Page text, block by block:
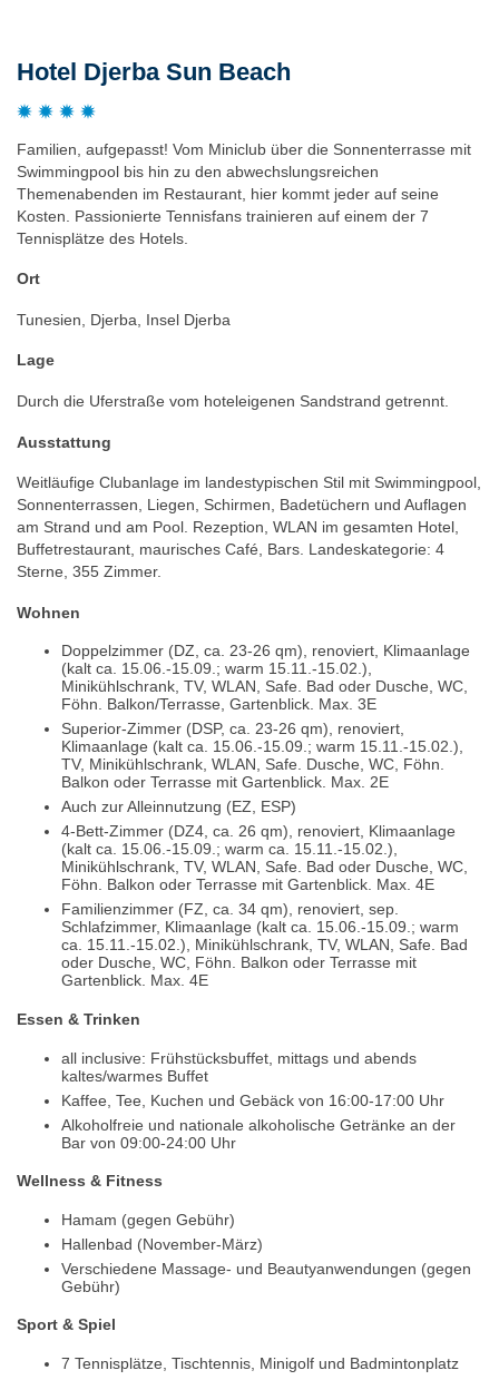
Hotel Djerba Sun Beach
Familien, aufgepasst! Vom Miniclub über die Sonnenterrasse mit
Swimmingpool bis hin zu den abwechslungsreichen
Themenabenden im Restaurant, hier kommt jeder auf seine
Kosten. Passionierte Tennisfans trainieren auf einem der 7
Tennisplätze des Hotels.
Ort
Tunesien, Djerba, Insel Djerba
Lage
Durch die Uferstraße vom hoteleigenen Sandstrand getrennt.
Ausstattung
Weitläufige Clubanlage im landestypischen Stil mit Swimmingpool,
Sonnenterrassen, Liegen, Schirmen, Badetüchern und Auflagen
am Strand und am Pool. Rezeption, WLAN im gesamten Hotel,
Buffetrestaurant, maurisches Café, Bars. Landeskategorie: 4
Sterne, 355 Zimmer.
Wohnen
Doppelzimmer (DZ, ca. 23-26 qm), renoviert, Klimaanlage
(kalt ca. 15.06.-15.09.; warm 15.11.-15.02.),
Minikühlschrank, TV, WLAN, Safe. Bad oder Dusche, WC,
Föhn. Balkon/Terrasse, Gartenblick. Max. 3E
Superior-Zimmer (DSP, ca. 23-26 qm), renoviert,
Klimaanlage (kalt ca. 15.06.-15.09.; warm 15.11.-15.02.),
TV, Minikühlschrank, WLAN, Safe. Dusche, WC, Föhn.
Balkon oder Terrasse mit Gartenblick. Max. 2E
Auch zur Alleinnutzung (EZ, ESP)
4-Bett-Zimmer (DZ4, ca. 26 qm), renoviert, Klimaanlage
(kalt ca. 15.06.-15.09.; warm ca. 15.11.-15.02.),
Minikühlschrank, TV, WLAN, Safe. Bad oder Dusche, WC,
Föhn. Balkon oder Terrasse mit Gartenblick. Max. 4E
Familienzimmer (FZ, ca. 34 qm), renoviert, sep.
Schlafzimmer, Klimaanlage (kalt ca. 15.06.-15.09.; warm
ca. 15.11.-15.02.), Minikühlschrank, TV, WLAN, Safe. Bad
oder Dusche, WC, Föhn. Balkon oder Terrasse mit
Gartenblick. Max. 4E
Essen & Trinken
all inclusive: Frühstücksbuffet, mittags und abends
kaltes/warmes Buffet
Kaffee, Tee, Kuchen und Gebäck von 16:00-17:00 Uhr
Alkoholfreie und nationale alkoholische Getränke an der
Bar von 09:00-24:00 Uhr
Wellness & Fitness
Hamam (gegen Gebühr)
Hallenbad (November-März)
Verschiedene Massage- und Beautyanwendungen (gegen
Gebühr)
Sport & Spiel
7 Tennisplätze, Tischtennis, Minigolf und Badmintonplatz